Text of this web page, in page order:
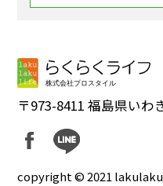
〒973-8411 福島県いわ
copyright © 2021